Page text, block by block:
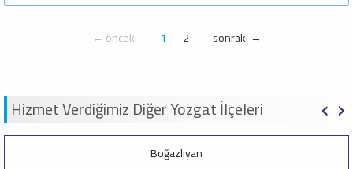
← önceki 1 2 sonraki →
Hizmet Verdiğimiz Diğer Yozgat İlçeleri
Boğazlıyan
‹ ›